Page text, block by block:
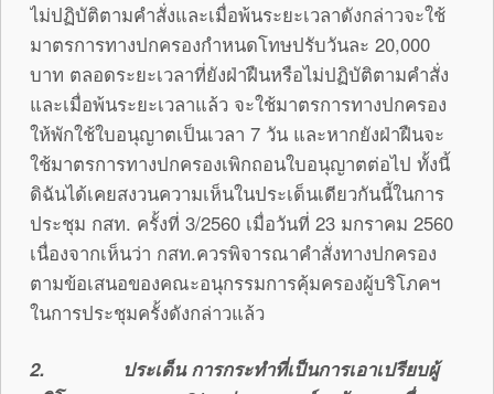
ไม่ปฏิบัติตามคำสั่งและเมื่อพ้นระยะเวลาดังกล่าวจะใช้
มาตรการทางปกครองกำหนดโทษปรับวันละ 20,000
บาท ตลอดระยะเวลาที่ยังฝ่าฝืนหรือไม่ปฏิบัติตามคำสั่ง
และเมื่อพ้นระยะเวลาแล้ว จะใช้มาตรการทางปกครอง
ให้พักใช้ใบอนุญาตเป็นเวลา 7 วัน และหากยังฝ่าฝืนจะ
ใช้มาตรการทางปกครองเพิกถอนใบอนุญาตต่อไป ทั้งนี้
ดิฉันได้เคยสงวนความเห็นในประเด็นเดียวกันนี้ในการ
ประชุม กสท. ครั้งที่ 3/2560 เมื่อวันที่ 23 มกราคม 2560
เนื่องจากเห็นว่า กสท.ควรพิจารณาคำสั่งทางปกครอง
ตามข้อเสนอของคณะอนุกรรมการคุ้มครองผู้บริโภคฯ
ในการประชุมครั้งดังกล่าวแล้ว
2. ประเด็น การกระทำที่เป็นการเอาเปรียบผู้